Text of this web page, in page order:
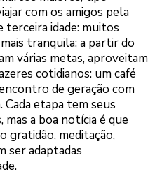
com os amigos pela
terceira idade: muitos
tranquila; a partir do
várias metas, aproveitam
cotidianos: um café
de geração com
Cada etapa tem seus
mas a boa notícia é que
gratidão, meditação,
ser adaptadas